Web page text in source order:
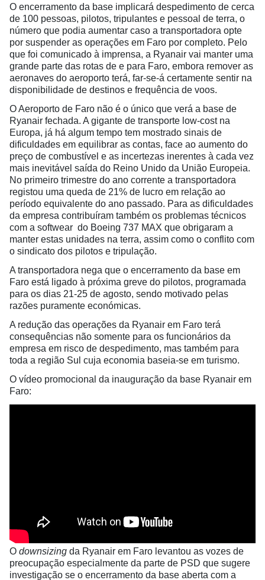
O encerramento da base implicará despedimento de cerca
de 100 pessoas, pilotos, tripulantes e pessoal de terra, o
número que podia aumentar caso a transportadora opte
por suspender as operações em Faro por completo. Pelo
que foi comunicado à imprensa, a Ryanair vai manter uma
grande parte das rotas de e para Faro, embora remover as
aeronaves do aeroporto terá, far-se-á certamente sentir na
disponibilidade de destinos e frequência de voos.
O Aeroporto de Faro não é o único que verá a base de
Ryanair fechada. A gigante de transporte low-cost na
Europa, já há algum tempo tem mostrado sinais de
dificuldades em equilibrar as contas, face ao aumento do
preço de combustível e as incertezas inerentes à cada vez
mais inevitável saída do Reino Unido da União Europeia.
No primeiro trimestre do ano corrente a transportadora
registou uma queda de 21% de lucro em relação ao
período equivalente do ano passado. Para as dificuldades
da empresa contribuíram também os problemas técnicos
com a softwear do Boeing 737 MAX que obrigaram a
manter estas unidades na terra, assim como o conflito com
o sindicato dos pilotos e tripulação.
A transportadora nega que o encerramento da base em
Faro está ligado à próxima greve do pilotos, programada
para os dias 21-25 de agosto, sendo motivado pelas
razões puramente económicas.
A redução das operações da Ryanair em Faro terá
consequências não somente para os funcionários da
empresa em risco de despedimento, mas também para
toda a região Sul cuja economia baseia-se em turismo.
O vídeo promocional da inauguração da base Ryanair em
Faro:
O downsizing da Ryanair em Faro levantou as vozes de
preocupação especialmente da parte de PSD que sugere
investigação se o encerramento da base aberta com a